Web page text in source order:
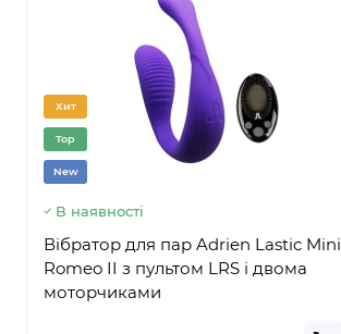
Хит
Top
New
В наявності
Вібратор для пар Adrien Lastic Mini
Romeo II з пультом LRS і двома
моторчиками